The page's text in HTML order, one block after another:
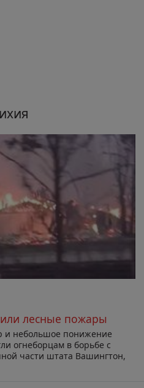
лесные пожары
и небольшое понижение
огнеборцам в борьбе с
части штата Вашингтон,